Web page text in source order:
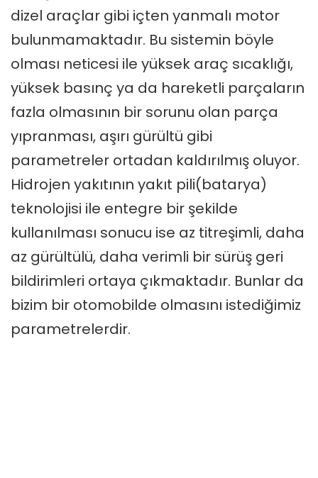
dizel araçlar gibi içten yanmalı motor
bulunmamaktadır. Bu sistemin böyle
olması neticesi ile yüksek araç sıcaklığı,
yüksek basınç ya da hareketli parçaların
fazla olmasının bir sorunu olan parça
yıpranması, aşırı gürültü gibi
parametreler ortadan kaldırılmış oluyor.
Hidrojen yakıtının yakıt pili(batarya)
teknolojisi ile entegre bir şekilde
kullanılması sonucu ise az titreşimli, daha
az gürültülü, daha verimli bir sürüş geri
bildirimleri ortaya çıkmaktadır. Bunlar da
bizim bir otomobilde olmasını istediğimiz
parametrelerdir.